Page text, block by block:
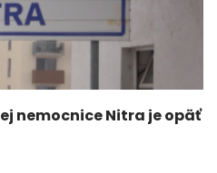
nemocnice Nitra je opäť